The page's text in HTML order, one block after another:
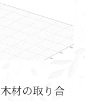
材の取り合